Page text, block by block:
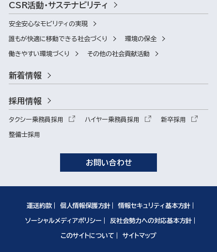
CSR活動・サステナビリティ
安全安心なモビリティの実現
誰もが快適に移動できる社会づくり 環境の保全
働きやすい環境づくり その他の社会貢献活動
新着情報
採用情報
タクシー乗務員採用 ハイヤー乗務員採用 新卒採用
整備士採用
お問い合わせ
運送約款 個人情報保護方針 情報セキュリティ基本方針
ソーシャルメディアポリシー 反社会勢力への対応基本方針
このサイトについて サイトマップ